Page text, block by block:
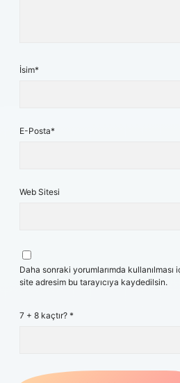
İsim*
E-Posta*
Web Sitesi
Daha sonraki yorumlarımda
site adresim bu tarayıcıya kaydedilsin.
7 + 8 kaçtır? *